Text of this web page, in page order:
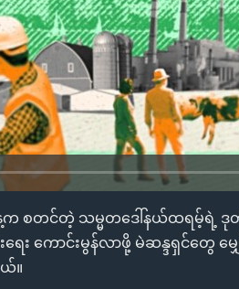
နေ့က စတင်တဲ့ သမ္မတဒေါ်နယ်ထရမ့်
ကောင်းမွန်လာဖို့ မဲဆန္ဒရှင်တွေ မျှ
ယ်။